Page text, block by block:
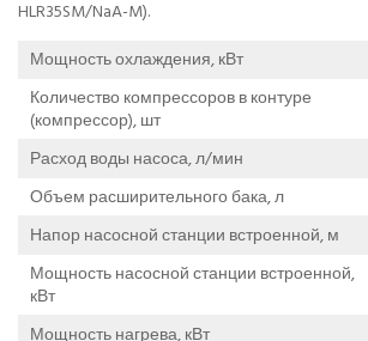
HLR35SM/NaA-M).
Мощность охлаждения, кВт
Количество компрессоров в контуре
(компрессор), шт
Расход воды насоса, л/мин
Объем расширительного бака, л
Напор насосной станции встроенной, м
Мощность насосной станции встроенной,
кВт
Мощность нагрева, кВт